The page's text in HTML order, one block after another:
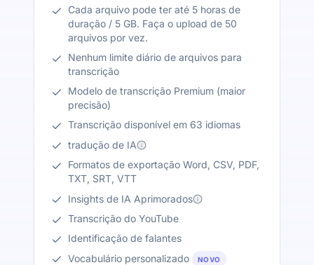
Cada arquivo pode ter até 5 horas de
duração / 5 GB. Faça o upload de 50
arquivos por vez.
Nenhum limite diário de arquivos para
transcrição
Modelo de transcrição Premium (maior
precisão)
Transcrição disponível em 63 idiomas
tradução de IA
Formatos de exportação Word, CSV, PDF,
TXT, SRT, VTT
Insights de IA Aprimorados
Transcrição do YouTube
Identificação de falantes
Vocabulário personalizado
NOVO